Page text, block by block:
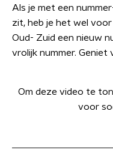
Als je met een
zit, heb je het wel voor
Oud- Zuid een nieuw
vrolijk nummer. Geniet
Om deze video te
voor